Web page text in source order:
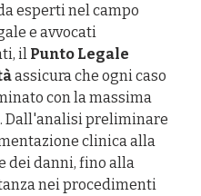
esperti nel campo
e avvocati
il Punto Legale
assicura che ogni caso
con la massima
Dall'analisi preliminare
clinica alla
dei danni, fino alla
nei procedimenti